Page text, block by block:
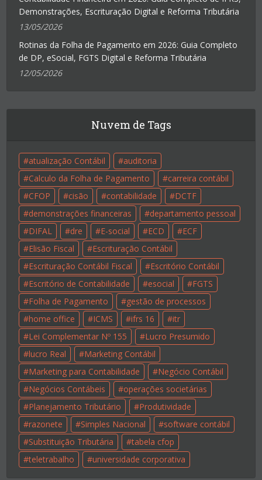
Demonstrações, Escrituração Digital e Reforma Tributária
13/05/2026
Rotinas da Folha de Pagamento em 2026: Guia Completo
de DP, eSocial, FGTS Digital e Reforma Tributária
12/05/2026
Nuvem de Tags
atualização Contábil
auditoria
Calculo da Folha de Pagamento
carreira contábil
CFOP
cisão contabilidade
DCTF
demonstrações financeiras
departamento pessoal
DIFAL
dre E-social ECD
ECF
Elisão Fiscal
Escrituração Contábil
Escrituração Contábil Fiscal
Escritório Contábil
Escritório de Contabilidade
esocial
FGTS
Folha de Pagamento
gestão de processos
home office
ICMS ifrs 16
itr
Lei Complementar Nº 155
Lucro Presumido
lucro Real
Marketing Contábil
Marketing para Contabilidade
Negócio Contábil
Negócios Contábeis
operações societárias
Planejamento Tributário
Produtividade
razonete
Simples Nacional
software contábil
Substituição Tributária
tabela cfop
teletrabalho
universidade corporativa